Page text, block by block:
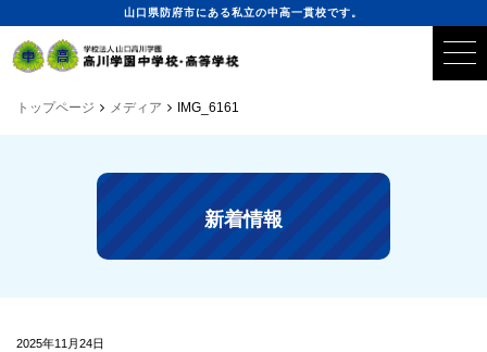
山口県防府市にある私立の中高一貫校です。
トップページ メディア IMG_6161
新着情報
2025年11月24日